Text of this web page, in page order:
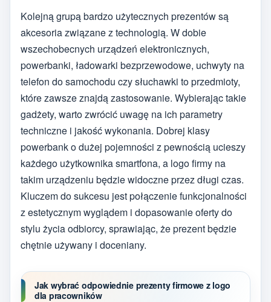
Kolejną grupą bardzo użytecznych prezentów są
akcesoria związane z technologią. W dobie
wszechobecnych urządzeń elektronicznych,
powerbanki, ładowarki bezprzewodowe, uchwyty na
telefon do samochodu czy słuchawki to przedmioty,
które zawsze znajdą zastosowanie. Wybierając takie
gadżety, warto zwrócić uwagę na ich parametry
techniczne i jakość wykonania. Dobrej klasy
powerbank o dużej pojemności z pewnością ucieszy
każdego użytkownika smartfona, a logo firmy na
takim urządzeniu będzie widoczne przez długi czas.
Kluczem do sukcesu jest połączenie funkcjonalności
z estetycznym wyglądem i dopasowanie oferty do
stylu życia odbiorcy, sprawiając, że prezent będzie
chętnie używany i doceniany.
Jak wybrać odpowiednie prezenty firmowe z logo
dla pracowników